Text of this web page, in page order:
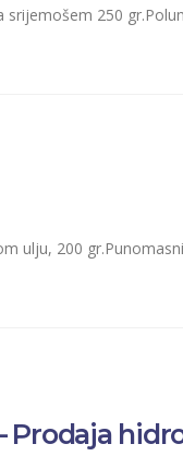
250
ulju, 200